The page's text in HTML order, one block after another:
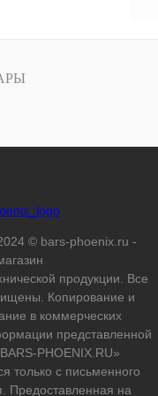
© bars-phoenix.ru -
продукции. Все
Копирование и
в коммерческих
представленной
PHOENIX.RU»
только с письменного
Предоставленная на